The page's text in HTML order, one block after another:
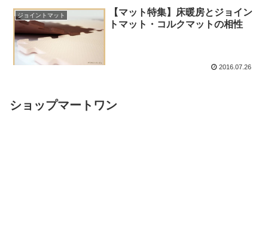
ジョイントマット
【マット特集】床暖房とジョイン
トマット・コルクマットの相性
2016.07.26
ショップマートワン